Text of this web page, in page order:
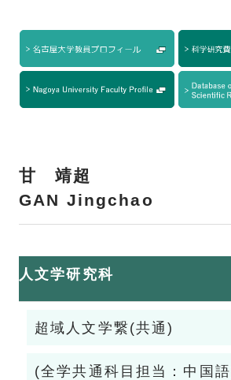
甘 靖超
GAN Jingchao
人文学研究科
超域人文学繋(共通)
(全学共通科目担当：中国